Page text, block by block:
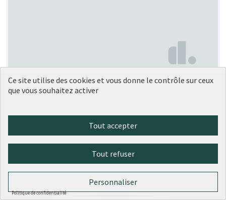
Récupérateur d'eau de pluie
Soumise au vote
Ce site utilise des cookies et vous donne le contrôle sur ceux
que vous souhaitez activer
Tout accepter
Tout refuser
Personnaliser
Politique de confidentialité